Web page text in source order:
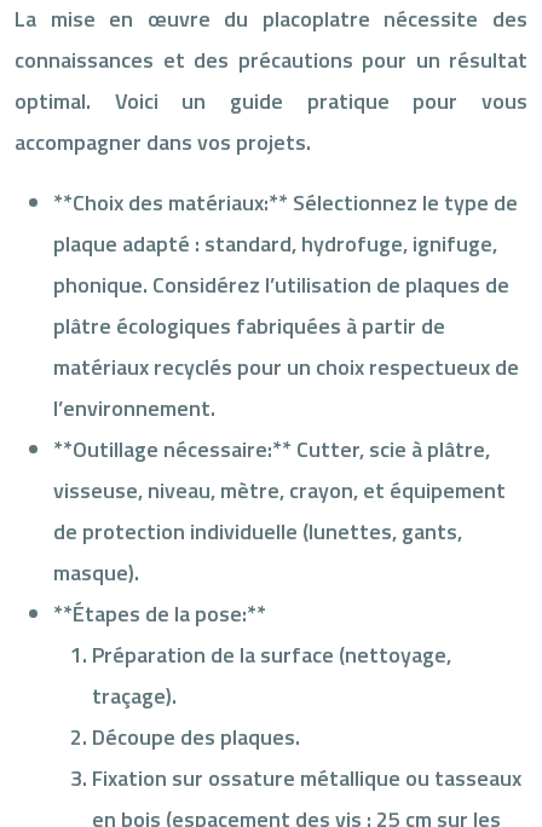
La mise en œuvre du placoplatre nécessite des
connaissances et des précautions pour un résultat
optimal. Voici un guide pratique pour vous
accompagner dans vos projets.
**Choix des matériaux:** Sélectionnez le type de
plaque adapté : standard, hydrofuge, ignifuge,
phonique. Considérez l’utilisation de plaques de
plâtre écologiques fabriquées à partir de
matériaux recyclés pour un choix respectueux de
l’environnement.
**Outillage nécessaire:** Cutter, scie à plâtre,
visseuse, niveau, mètre, crayon, et équipement
de protection individuelle (lunettes, gants,
masque).
**Étapes de la pose:**
Préparation de la surface (nettoyage,
traçage).
Découpe des plaques.
Fixation sur ossature métallique ou tasseaux
en bois (espacement des vis : 25 cm sur les